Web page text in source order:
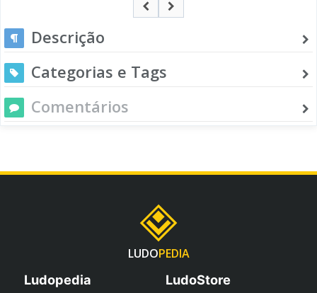
Descrição
Categorias e Tags
Comentários
LUDOPEDIA
Ludopedia
LudoStore